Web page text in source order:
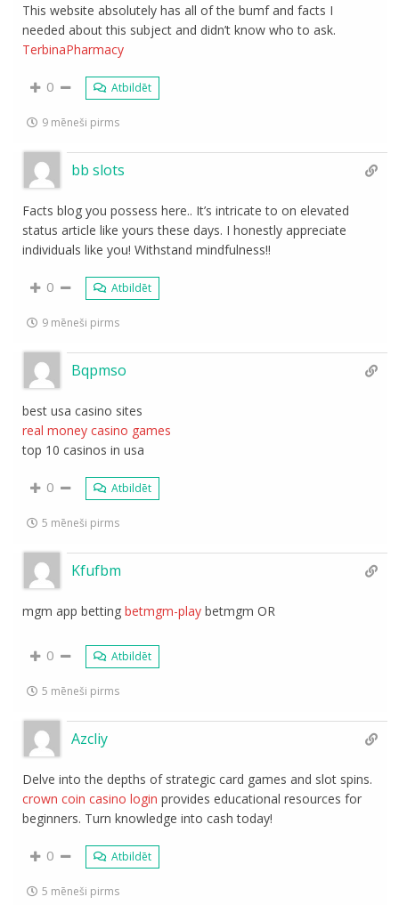
This website absolutely has all of the bumf and facts I
needed about this subject and didn’t know who to ask.
TerbinaPharmacy
0 Atbildēt
9 mēneši pirms
bb slots
Facts blog you possess here.. It’s intricate to on elevated
status article like yours these days. I honestly appreciate
individuals like you! Withstand mindfulness!!
0 Atbildēt
9 mēneši pirms
Bqpmso
best usa casino sites
real money casino games
top 10 casinos in usa
0 Atbildēt
5 mēneši pirms
Kfufbm
mgm app bettingbetmgm-play betmgm OR
0 Atbildēt
5 mēneši pirms
Azcliy
Delve into the depths of strategic card games and slot spins.
crown coin casino login provides educational resources for
beginners. Turn knowledge into cash today!
0 Atbildēt
5 mēneši pirms